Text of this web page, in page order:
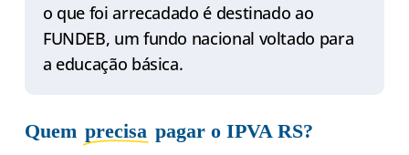
o que foi arrecadado é destinado ao
FUNDEB, um fundo nacional voltado para
a educação básica.
Quem precisa pagar o IPVA RS?